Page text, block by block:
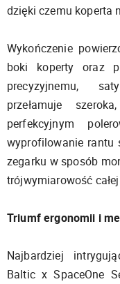
dzięki czemu koperta
Wykończenie
boki koperty oraz
precyzyjnemu,
przełamuje
perfekcyjnym
wyprofilowanie rantu
zegarku w sposób
trójwymiarowość
Triumf ergonomii i
Najbardziej
Baltic x SpaceOne